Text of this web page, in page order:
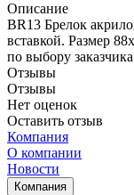
Описание
BR13 Брелок
вставкой. Размер
по выбору
Отзывы
Отзывы
Нет оценок
Оставить отзыв
Компания
О компании
Новости
Компания